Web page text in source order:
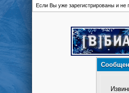
Если Вы уже зарегистрированы и не